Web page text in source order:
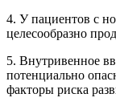
4. У пациентов с
целесообразно
5. Внутривенное
потенциально
факторы риска